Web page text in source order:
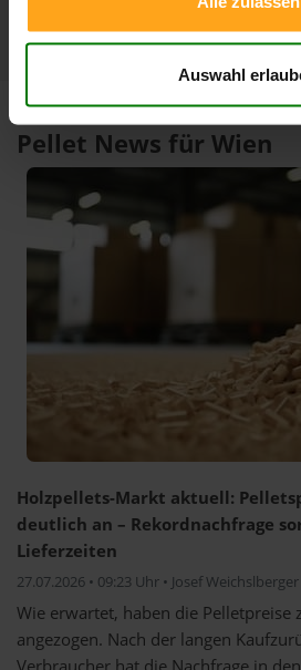
Auswahl
Pellet News für Wien
Holzpellets-Markt aktuell:
deutlich an – Rekordnachfrage
Lieferzeiten
27.07.2026 • 09:23 Uhr • Josef Weichslberger
Wie erwartet, haben die Pelletpreise
angezogen. Nach der langen